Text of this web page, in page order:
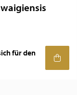
für den